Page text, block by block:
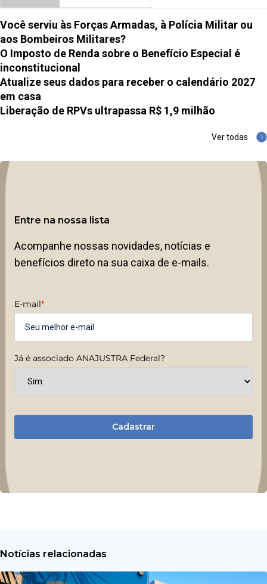
Você serviu às Forças Armadas, à Polícia Militar ou
aos Bombeiros Militares?
O Imposto de Renda sobre o Benefício Especial é
inconstitucional
Atualize seus dados para receber o calendário 2027
em casa
Liberação de RPVs ultrapassa R$ 1,9 milhão
Ver todas
Entre na nossa lista
Acompanhe nossas novidades, notícias e
benefícios direto na sua caixa de e-mails.
E-mail*
Já é associado ANAJUSTRA Federal?
Cadastrar
Notícias relacionadas